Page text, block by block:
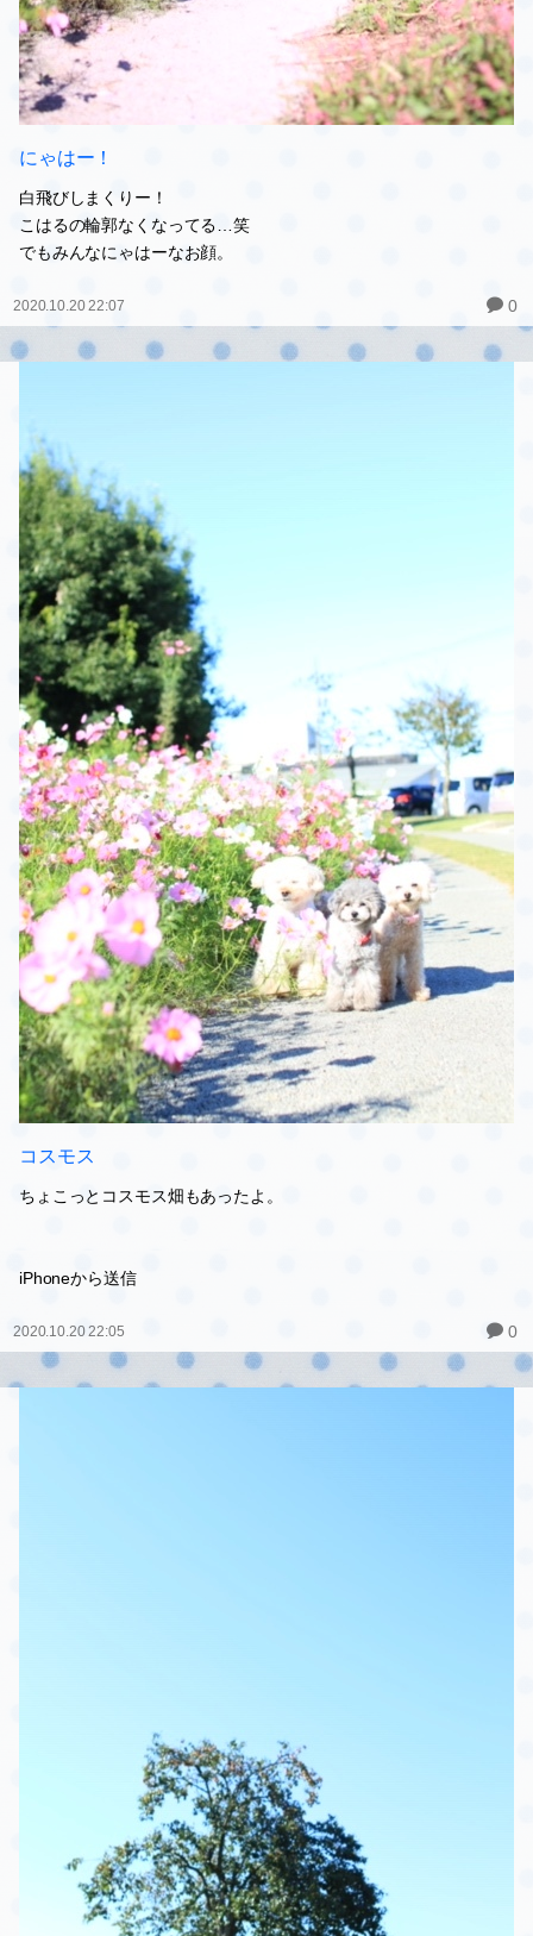
にゃはー！
白飛びしまくりー！
こはるの輪郭なくなってる…笑
でもみんなにゃはーなお顔。
2020.10.20 22:07 0
コスモス
ちょこっとコスモス畑もあったよ。
iPhoneから送信
2020.10.20 22:05 0